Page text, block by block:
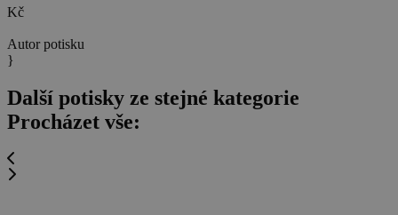
Kč
Autor potisku
}
Další potisky ze stejné kategorie
Procházet vše: